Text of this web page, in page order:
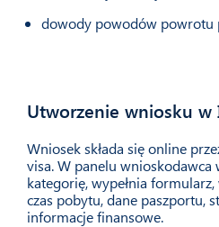
dowody powodów powrotu
Utworzenie wniosku
Wniosek składa się online
visa. W panelu wnioskodawca
kategorię, wypełnia
czas pobytu, dane paszportu,
informacje finansowe.